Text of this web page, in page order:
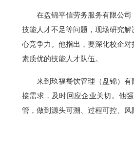
在盘锦平信劳务服务有限公
技能人才不足等问题，现场研究
心竞争力。他指出，要深化校企
素质优的技能人才队伍。
来到玖福餐饮管理（盘锦）
接需求，及时回应企业关切。他
管，做到源头可溯、过程可控、